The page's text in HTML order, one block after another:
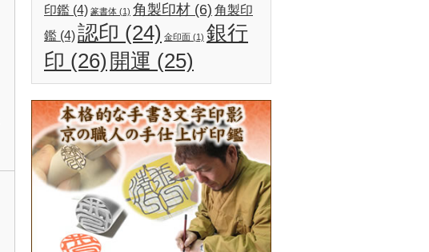
印鑑 (4) 篆書体 (1) 角製印材 (6) 角製印
鑑 (4)認印 (24) 金印面 (1) 銀行
印 (26) 開運 (25)